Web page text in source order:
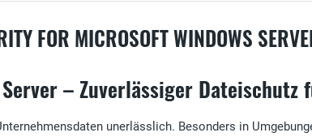
FOR MICROSOFT WINDOWS
– Zuverlässiger
unerlässlich. Besonders in